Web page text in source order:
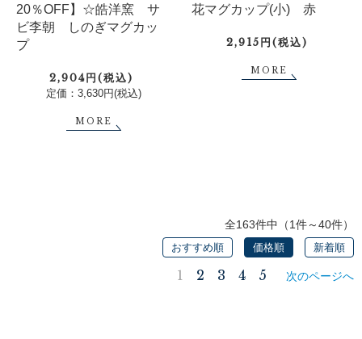
20％OFF】☆皓洋窯 サ
ビ李朝 しのぎマグカッ
プ
2,904円(税込)
定価：3,630円(税込)
MORE
花マグカップ(小) 赤
2,915円(税込)
MORE
全163件中（1件～40件）
おすすめ順 価格順 新着順
1 2 3 4 5 次のページへ